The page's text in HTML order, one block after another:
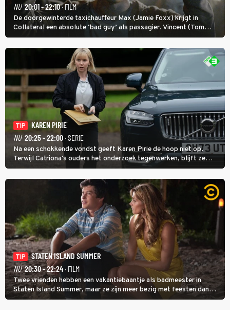
NU 20:01 - 22:10· FILM
De doorgewinterde taxichauffeur Max (Jamie Foxx) krijgt in
Collateral een absolute ‘bad guy’ als passagier. Vincent (Tom
Cruise) heeft hem nodig om hem de stad door te loodsen om een
wel heel lugubere reden.
TIP
KAREN PIRIE
NU 20:25 - 22:00· SERIE
Na een schokkende vondst geeft Karen Pirie de hoop niet op.
Terwijl Catriona's ouders het onderzoek tegenwerken, blijft ze
speuren naar Adam. In deze slotaflevering van Karen Pirie leidt het
spoor via Frankrijk en Italië naar Malta.
TIP
STATEN ISLAND SUMMER
NU 20:30 - 22:24· FILM
Twee vrienden hebben een vakantiebaantje als badmeester in
Staten Island Summer, maar ze zijn meer bezig met feesten dan
met werken.